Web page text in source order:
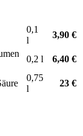
0,1
l
3,90 €
0,2 l 6,40 €
0,75
l
23 €